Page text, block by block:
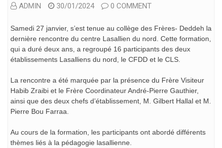
ADMIN 30/01/2024 0 COMMENT
Samedi 27 janvier, s’est tenue au collège des Frères- Deddeh la
dernière rencontre du centre Lasallien du nord. Cette formation,
qui a duré deux ans, a regroupé 16 participants des deux
établissements Lasalliens du nord, le CFDD et le CLS.
La rencontre a été marquée par la présence du Frère Visiteur
Habib Zraibi et le Frère Coordinateur André-Pierre Gauthier,
ainsi que des deux chefs d’établissement, M. Gilbert Hallal et M.
Pierre Bou Farraa.
Au cours de la formation, les participants ont abordé différents
thèmes liés à la pédagogie lasallienne.